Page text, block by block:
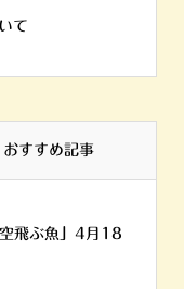
て
おすすめ記事
飛ぶ魚」4月18